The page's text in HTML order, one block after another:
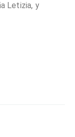
Letizia, y